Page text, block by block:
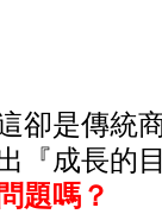
卻是傳統
『成長的
題嗎？